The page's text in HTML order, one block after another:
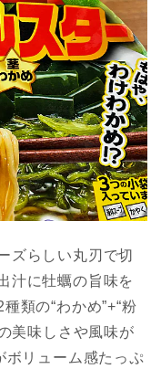
ズらしい丸刃で切
汁に牡蠣の旨味を
類の“わかめ”+“粉
美味しさや風味が
ボリューム感たっぷ